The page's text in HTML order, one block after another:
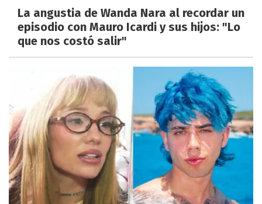
La angustia de Wanda Nara al recordar un
episodio con Mauro Icardi y sus hijos: "Lo
que nos costó salir"